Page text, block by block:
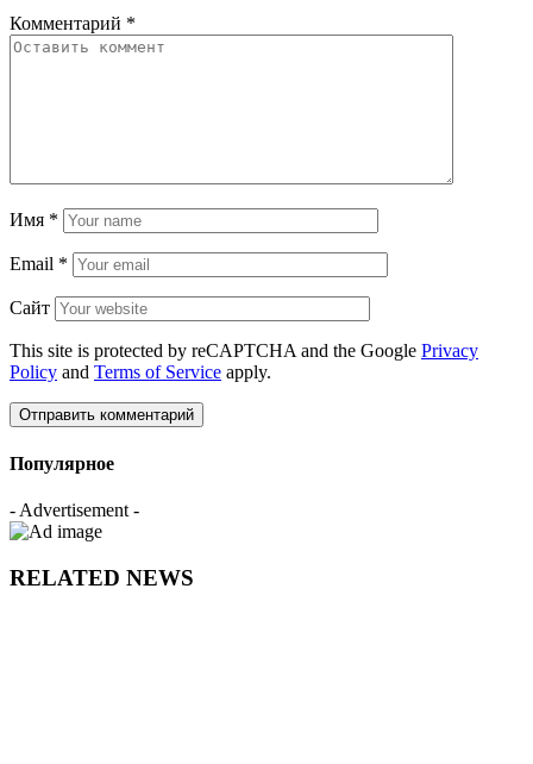
Комментарий *
Имя *
Email *
Сайт
This site is protected by reCAPTCHA and the Google Privacy
Policy and Terms of Service apply.
Популярное
- Advertisement -
RELATED NEWS